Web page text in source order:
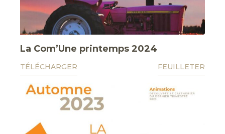
La Com’Une printemps 2024
TÉLÉCHARGER FEUILLETER